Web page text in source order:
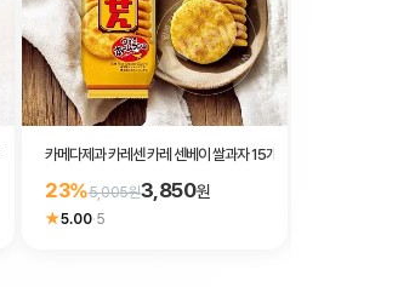
카메다제과 카레센 카레 센베이 쌀과자 15개입
23%5,005원3,850원
★5.00·5